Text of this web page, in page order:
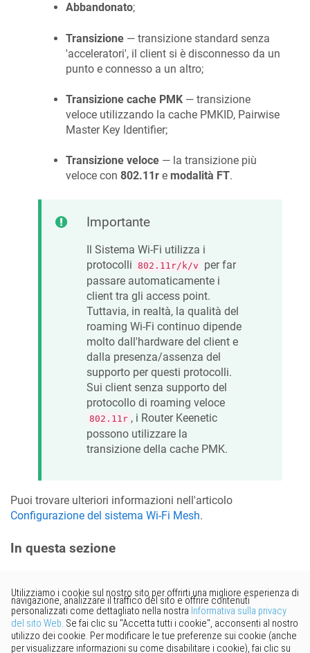
Abbandonato;
Transizione — transizione standard senza
'acceleratori', il client si è disconnesso da un
punto e connesso a un altro;
Transizione cache PMK — transizione
veloce utilizzando la cache PMKID, Pairwise
Master Key Identifier;
Transizione veloce — la transizione più
veloce con 802.11r e modalità FT.
Importante
Il Sistema Wi-Fi utilizza i
protocolli 802.11r/k/v
per far
passare automaticamente i
client tra gli access point.
Tuttavia, in realtà, la qualità del
roaming Wi-Fi continuo dipende
molto dall'hardware del client e
dalla presenza/assenza del
supporto per questi protocolli.
Sui client senza supporto del
protocollo di roaming veloce
802.11r , i Router Keenetic
possono utilizzare la
transizione della cache PMK.
Puoi trovare ulteriori informazioni nell'articolo
Configurazione del sistema Wi-Fi Mesh.
In questa sezione
Vorresti fornire un feedback?
Basta cliccare qui per suggerire
modifiche.